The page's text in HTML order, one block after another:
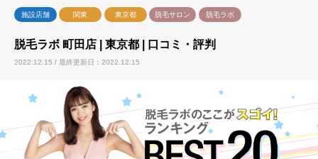
施設店舗 関東 東京都 脱毛サロン 脱毛ラボ
脱毛ラボ 町田店 | 東京都 | 口コミ・評判
2022.12.15 / 最終更新日：2022.12.15